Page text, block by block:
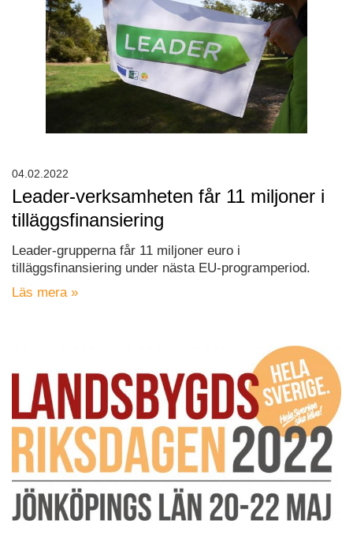
Leader-verksamheten får 11 miljoner i
tilläggsfinansiering
Leader-grupperna får 11 miljoner euro i
tilläggsfinansiering under nästa EU-programperiod.
Läs mera »
04.02.2022